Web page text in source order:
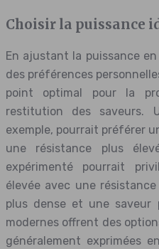
Choisir la puissance
En ajustant la puissance
des préférences
point optimal pour la
restitution des saveurs.
exemple, pourrait préférer
une résistance plus
expérimenté pourrait
élevée avec une
plus dense et une saveur
modernes offrent des
généralement exprimées